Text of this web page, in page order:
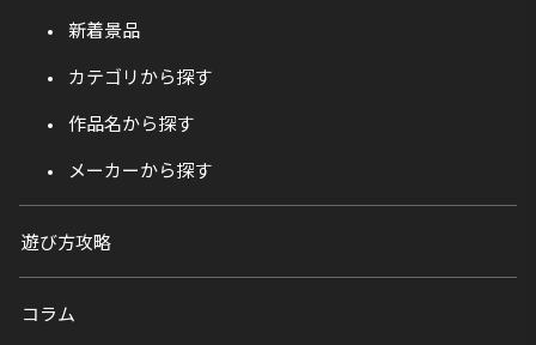
新着景品
カテゴリから探す
作品名から探す
メーカーから探す
遊び方攻略
コラム